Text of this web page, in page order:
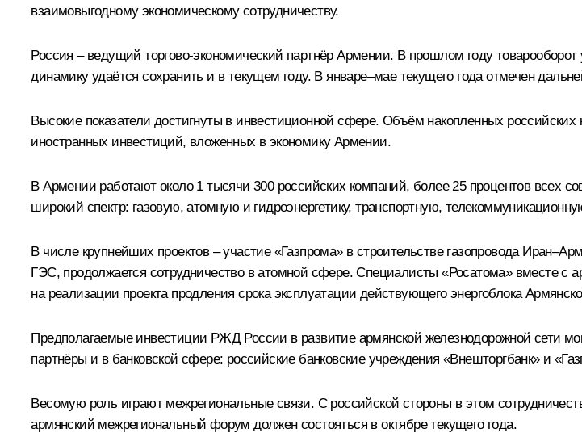
взаимовыгодному экономическому сотрудничеству.
Россия – ведущий торгово-экономический партнёр Армении. В прошлом году
динамику удаётся сохранить и в текущем году. В январе–мае текущего года отмечен
Высокие показатели достигнуты в инвестиционной сфере. Объём накопленных
иностранных инвестиций, вложенных в экономику Армении.
В Армении работают около 1 тысячи 300 российских компаний, более 25 процентов всех
широкий спектр: газовую, атомную и гидроэнергетику, транспортную,
В числе крупнейших проектов – участие «Газпрома» в строительстве газопровода
ГЭС, продолжается сотрудничество в атомной сфере. Специалисты «Росатома» вместе с
на реализации проекта продления срока эксплуатации действующего энергоблока
Предполагаемые инвестиции РЖД России в развитие армянской железнодорожной сети
партнёры и в банковской сфере: российские банковские учреждения «Внешторгбанк» и
Весомую роль играют межрегиональные связи. С российской стороны в этом
армянский межрегиональный форум должен состояться в октябре текущего года.